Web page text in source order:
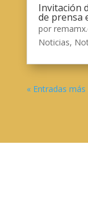
Invitación
de prensa
por
Noticias,
« Entradas